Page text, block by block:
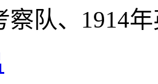
察队、1914